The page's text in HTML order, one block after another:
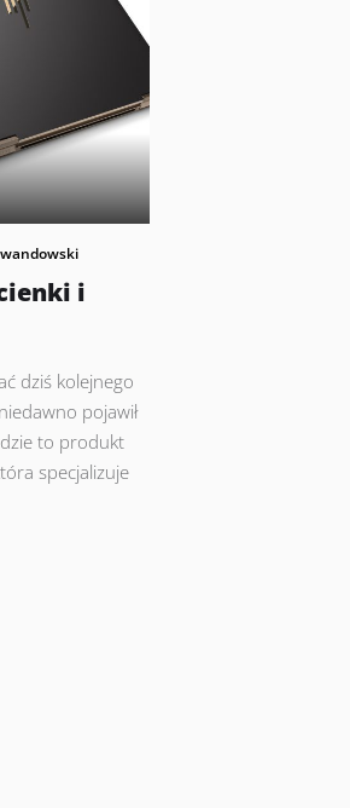
i
dziś kolejnego
pojawił
to produkt
specjalizuje